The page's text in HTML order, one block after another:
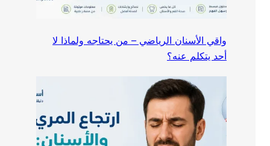
واقي الأسنان الرياضي – من يحتاجه ولماذا لا
أحد يتكلم عنه؟